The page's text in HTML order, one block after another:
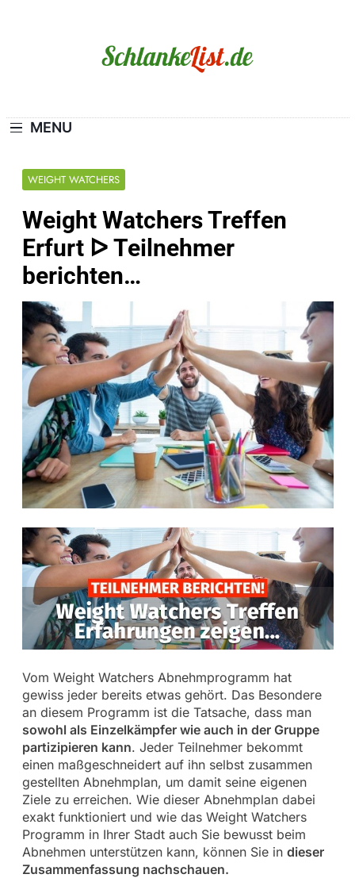
MENU
WEIGHT WATCHERS
Weight Watchers Treffen
Erfurt ᐅ Teilnehmer
berichten…
Vom Weight Watchers Abnehmprogramm hat
gewiss jeder bereits etwas gehört. Das Besondere
an diesem Programm ist die Tatsache, dass man
sowohl als Einzelkämpfer wie auch in der Gruppe
partizipieren kann. Jeder Teilnehmer bekommt
einen maßgeschneidert auf ihn selbst zusammen
gestellten Abnehmplan, um damit seine eigenen
Ziele zu erreichen. Wie dieser Abnehmplan dabei
exakt funktioniert und wie das Weight Watchers
Programm in Ihrer Stadt auch Sie bewusst beim
Abnehmen unterstützen kann, können Sie in dieser
Zusammenfassung nachschauen.